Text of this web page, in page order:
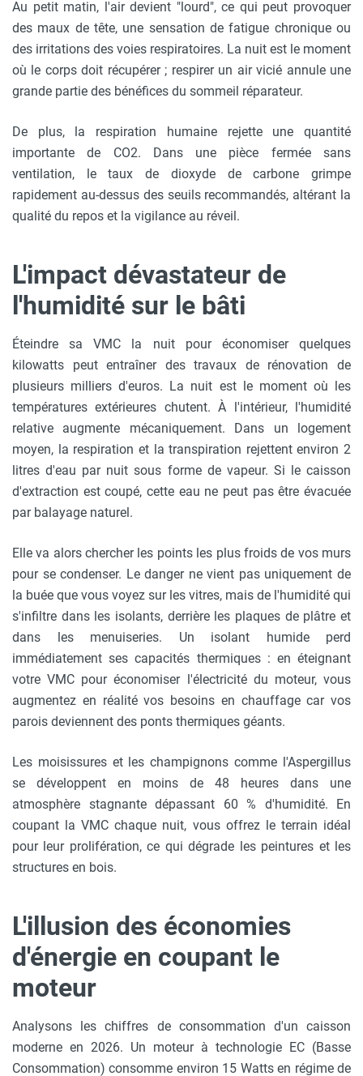
Au petit matin, l'air devient "lourd", ce qui peut provoquer
des maux de tête, une sensation de fatigue chronique ou
des irritations des voies respiratoires. La nuit est le moment
où le corps doit récupérer ; respirer un air vicié annule une
grande partie des bénéfices du sommeil réparateur.
De plus, la respiration humaine rejette une quantité
importante de CO2. Dans une pièce fermée sans
ventilation, le taux de dioxyde de carbone grimpe
rapidement au-dessus des seuils recommandés, altérant la
qualité du repos et la vigilance au réveil.
L'impact dévastateur de
l'humidité sur le bâti
Éteindre sa VMC la nuit pour économiser quelques
kilowatts peut entraîner des travaux de rénovation de
plusieurs milliers d'euros. La nuit est le moment où les
températures extérieures chutent. À l'intérieur, l'humidité
relative augmente mécaniquement. Dans un logement
moyen, la respiration et la transpiration rejettent environ 2
litres d'eau par nuit sous forme de vapeur. Si le caisson
d'extraction est coupé, cette eau ne peut pas être évacuée
par balayage naturel.
Elle va alors chercher les points les plus froids de vos murs
pour se condenser. Le danger ne vient pas uniquement de
la buée que vous voyez sur les vitres, mais de l'humidité qui
s'infiltre dans les isolants, derrière les plaques de plâtre et
dans les menuiseries. Un isolant humide perd
immédiatement ses capacités thermiques : en éteignant
votre VMC pour économiser l'électricité du moteur, vous
augmentez en réalité vos besoins en chauffage car vos
parois deviennent des ponts thermiques géants.
Les moisissures et les champignons comme l'Aspergillus
se développent en moins de 48 heures dans une
atmosphère stagnante dépassant 60 % d'humidité. En
coupant la VMC chaque nuit, vous offrez le terrain idéal
pour leur prolifération, ce qui dégrade les peintures et les
structures en bois.
L'illusion des économies
d'énergie en coupant le
moteur
Analysons les chiffres de consommation d'un caisson
moderne en 2026. Un moteur à technologie EC (Basse
Consommation) consomme environ 15 Watts en régime de